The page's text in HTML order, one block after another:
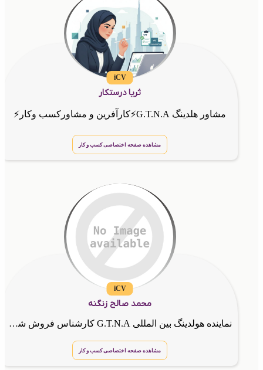
iCV
ثریا درستکار
مشاور هلدینگ G.T.N.A⚡کارآفرین و مشاورکسب وکار⚡
مشاهده صفحه اختصاصی کسب و کار
iCV
محمد صالح زنگنه
نماینده هولدینگ بین المللی G.T.N.A کارشناس فروش شرکت گسترش طراحان نقش الماس مشاوره جهت شروع کار و همکاری و افزایش فروش وارتباط قوی با مشتری و موفقیت در کسب و کار شما
مشاهده صفحه اختصاصی کسب و کار